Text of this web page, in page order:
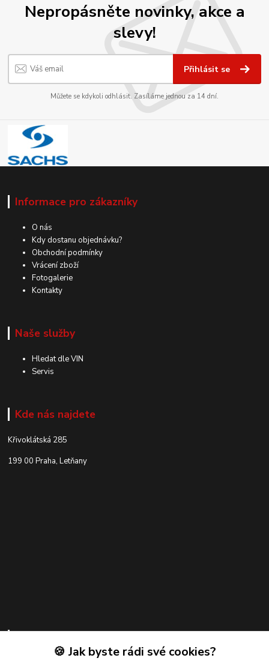
Nepropásněte novinky, akce a
slevy!
Přihlásit se
Můžete se kdykoli odhlásit. Zasíláme jednou za 14 dní.
Informace pro zákazníky
O nás
Kdy dostanu objednávku?
Obchodní podmínky
Vrácení zboží
Fotogalerie
Kontakty
Naše služby
Hledat dle VIN
Servis
Kde nás najdete
Křivoklátská 285
199 00 Praha, Letňany
Kontakty
🍪 Jak byste rádi své cookies?